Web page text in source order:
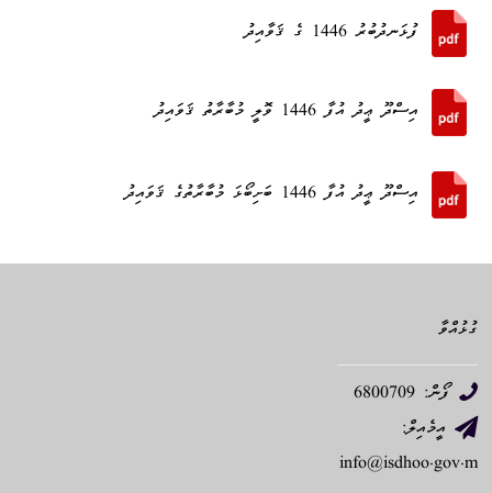
ފުޅަނދުބުރު 1446 ގެ ޤަވާއިދު
އިސްދޫ ޢީދު އުފާ 1446 ވޮލީ މުބާރާތު ޤަވައިދު
އިސްދޫ ޢީދު އުފާ 1446 ބަށިބޯޅަ މުބާރާތުގެ ޤަވައިދު
ގުޅުއްވާ
ފޯން: 6800709
އީމެއިލް:
info@isdhoo.gov.m